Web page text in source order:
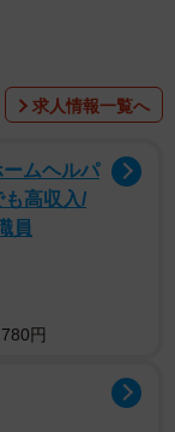
求人情報一覧へ
ムヘルパ
高収入/
員
円